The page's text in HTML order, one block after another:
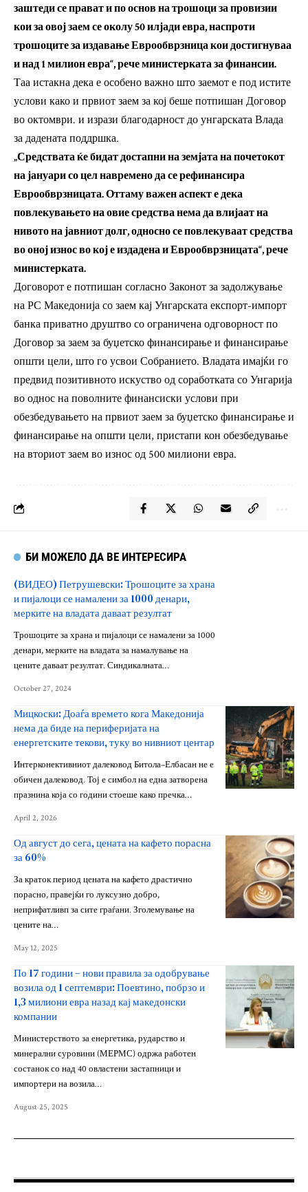
заштеди се прават и по основ на трошоци за провизии
кои за овој заем се околу 50 илјади евра, наспроти
трошоците за издавање Еврообврзница кои достигнуваа
и над 1 милион евра“, рече министерката за финансии.
Таа истакна дека е особено важно што заемот е под истите
услови како и првиот заем за кој беше потпишан Договор
во октомври. и изрази благодарност до унгарската Влада
за дадената поддршка.
„Средствата ќе бидат достапни на земјата на почетокот
на јануари со цел навремено да се рефинансира
Еврообврзницата. Оттаму важен аспект е дека
повлекувањето на овие средства нема да влијаат на
нивото на јавниот долг, односно се повлекуваат средства
во оној износ во кој е издадена и Еврообврзницата“, рече
министерката.
Договорот е потпишан согласно Законот за задолжување
на РС Македонија со заем кај Унгарската експорт-импорт
банка приватно друштво со ограничена одговорност по
Договор за заем за буџетско финансирање и финансирање
општи цели, што го усвои Собранието. Владата имајќи го
предвид позитивното искуство од соработката со Унгарија
во однос на поволните финансиски услови при
обезбедувањето на првиот заем за буџетско финансирање и
финансирање на општи цели, пристапи кон обезбедување
на вториот заем во износ од 500 милиони евра.
БИ МОЖЕЛО ДА ВЕ ИНТЕРЕСИРА
(ВИДЕО) Петрушевски: Трошоците за храна
и пијалоци се намалени за 1000 денари,
мерките на владата даваат резултат
Трошоците за храна и пијалоци се намалени за 1000
денари, мерките на владата за намалување на
цените даваат резултат. Синдикалната…
October 27, 2024
Мицкоски: Доаѓа времето кога Македонија
нема да биде на периферијата на
енергетските текови, туку во нивниот центар
Интерконективниот далековод Битола–Елбасан не е
обичен далековод. Тој е симбол на една затворена
празнина која со години стоеше како пречка…
April 2, 2026
Од август до сега, цената на кафето порасна
за 60%
За краток период цената на кафето драстично
порасно, правејќи го луксузно добро,
неприфатливп за сите граѓани. Зголемување на
цените на…
May 12, 2025
По 17 години – нови правила за одобрување
возила од 1 септември: Поевтино, побрзо и
1,3 милиони евра назад кај македонски
компании
Министерството за енергетика, рударство и
минерални суровини (МЕРМС) одржа работен
состанок со над 40 овластени застапници и
импортери на возила…
August 25, 2025